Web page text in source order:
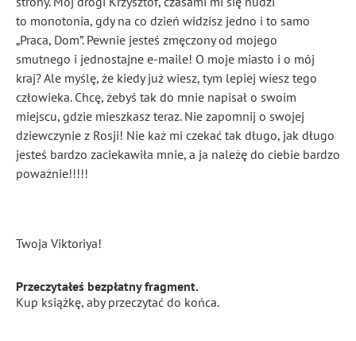
to monotonia, gdy na co dzień widzisz jedno i to samo
„Praca, Dom”. Pewnie jesteś zmęczony od mojego
smutnego i jednostajne e-maile! O moje miasto i o mój
kraj? Ale myślę, że kiedy już wiesz, tym lepiej wiesz tego
człowieka. Chcę, żebyś tak do mnie napisał o swoim
miejscu, gdzie mieszkasz teraz. Nie zapomnij o swojej
dziewczynie z Rosji! Nie każ mi czekać tak długo, jak długo
jesteś bardzo zaciekawiła mnie, a ja należę do ciebie bardzo
poważnie!!!!!
Twoja Viktoriya!
Przeczytałeś bezpłatny fragment.
Kup książkę, aby przeczytać do końca.